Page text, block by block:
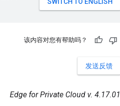
该内容对您有帮助吗？
发送反馈
Edge for Private Cloud v. 4.17.01